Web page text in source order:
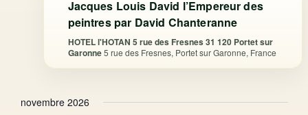
Jacques Louis David l’Empereur des
peintres par David Chanteranne
HOTEL l'HOTAN 5 rue des Fresnes 31 120 Portet sur
Garonne5 rue des Fresnes, Portet sur Garonne, France
novembre 2026